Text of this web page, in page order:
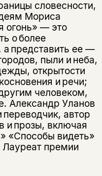
словесности,
Мориса
огонь» — это
о более
а представить ее —
пыли и неба,
открытости
и речи;
человеком,
Александр Уланов
автор
и прозы, включая
«Способы видеть»
Лауреат премии